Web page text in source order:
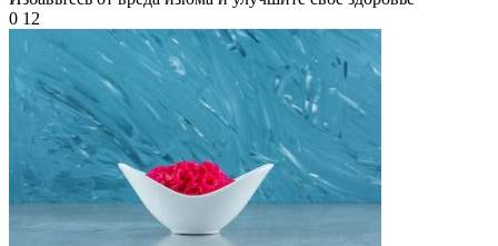
0 12